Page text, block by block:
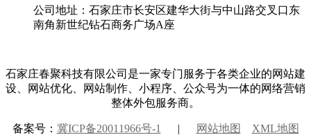
公司地址：石家庄市长安区建华大街与中山路交叉口东
南角新世纪钻石商务广场A座
石家庄春聚科技有限公司是一家专门服务于各类企业的网站建
设、网站优化、网站制作、小程序、公众号为一体的网络营销
整体外包服务商。
备案号： 冀ICP备20011966号-1 | 网站地图 XML地图